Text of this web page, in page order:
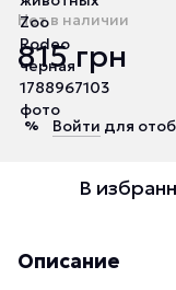
Нет в наличии
815 грн
% Войти для
В
Описание